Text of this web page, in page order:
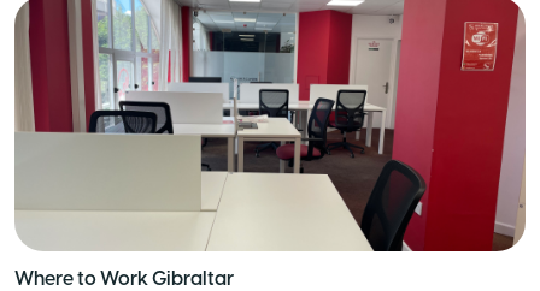
Where to Work Gibraltar